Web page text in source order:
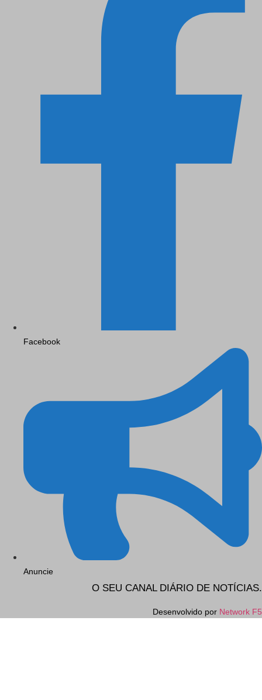
Facebook
Anuncie
O SEU CANAL DIÁRIO DE NOTÍCIAS.
Desenvolvido por Network F5